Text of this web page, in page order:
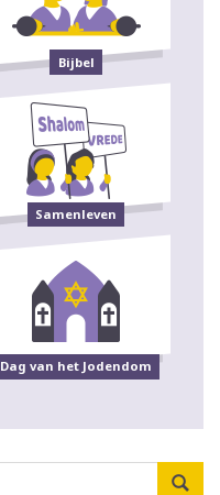
Bijbel
Samenleven
Dag van het Jodendom